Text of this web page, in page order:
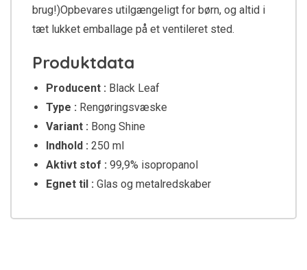
brug!)Opbevares utilgængeligt for børn, og altid i
tæt lukket emballage på et ventileret sted.
Produktdata
Producent : Black Leaf
Type : Rengøringsvæske
Variant : Bong Shine
Indhold : 250 ml
Aktivt stof : 99,9% isopropanol
Egnet til : Glas og metalredskaber